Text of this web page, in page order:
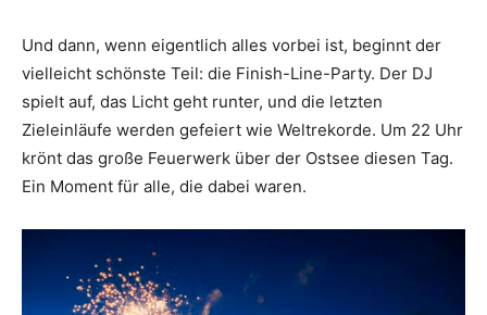
Und dann, wenn eigentlich alles vorbei ist, beginnt der
vielleicht schönste Teil: die Finish-Line-Party. Der DJ
spielt auf, das Licht geht runter, und die letzten
Zieleinläufe werden gefeiert wie Weltrekorde. Um 22 Uhr
krönt das große Feuerwerk über der Ostsee diesen Tag.
Ein Moment für alle, die dabei waren.